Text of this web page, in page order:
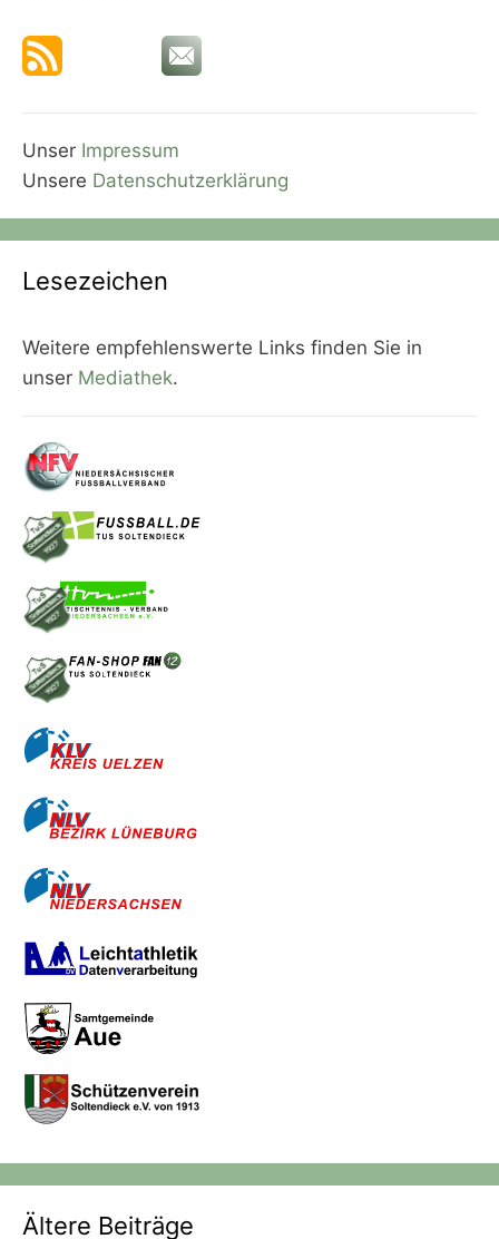
Unser Impressum
Unsere Datenschutzerklärung
Lesezeichen
Weitere empfehlenswerte Links finden Sie in
unser Mediathek.
Ältere Beiträge